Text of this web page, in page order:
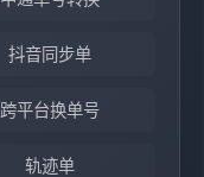
抖音同步单
跨平台换单号
轨迹单